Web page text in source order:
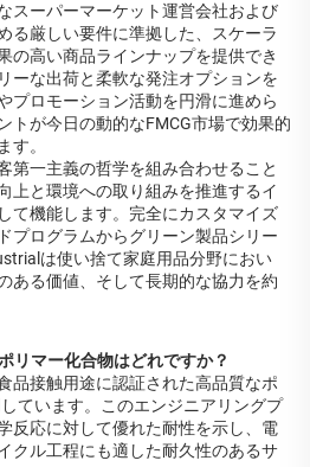
スーパーマーケット運営会社および
る厳しい要件に準拠した、スケーラ
の高い商品ラインナップを提供でき
ーな出荷と柔軟な発注オプションを
プロモーション活動を円滑に進めら
トが今日の動的なFMCG市場で効果的
す。
第一主義の哲学を組み合わせること
上と環境への取り組みを推進するイ
て機能します。完全にカスタマイズ
プログラムからグリーン製品シリー
は使い捨て家庭用品分野におい
ある価値、そして長期的な協力を約
リマー化合物はどれですか？
品接触用途に認証された高品質なポ
ています。このエンジニアリングプ
反応に対して優れた耐性を示し、電
クル工程にも適した耐久性のあるサ